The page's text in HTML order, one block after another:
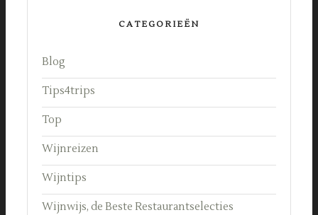
CATEGORIEËN
Blog
Tips4trips
Top
Wijnreizen
Wijntips
Wijnwijs, de Beste Restaurantselecties